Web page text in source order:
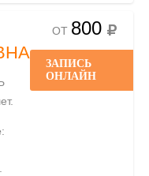
:
ОТ 800
ЗАПИСЬ
ОНЛАЙН